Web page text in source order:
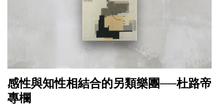
感性與知性相結合的另類樂團──杜路帝
專欄